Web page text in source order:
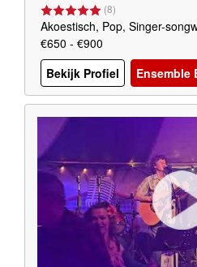
(8)
Akoestisch, Pop, Singer-
€650 - €900
Bekijk Profiel
Ensemble